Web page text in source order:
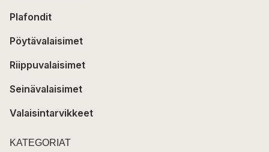
Plafondit
Pöytävalaisimet
Riippuvalaisimet
Seinävalaisimet
Valaisintarvikkeet
KATEGORIAT